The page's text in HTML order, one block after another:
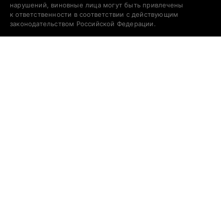
нарушений, виновные лица могут быть привлечены
к ответственности в соответствии с действующим
законодательством Российской Федерации.